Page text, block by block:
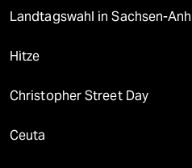
Landtagswahl in Sachsen-
Hitze
Christopher Street Day
Ceuta